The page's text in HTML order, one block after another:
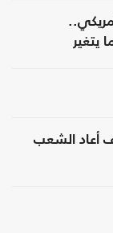
يتغير
أعاد الشعب